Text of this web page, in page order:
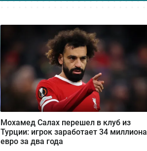
Мохамед Салах перешел в клуб из
Турции: игрок заработает 34 миллиона
евро за два года